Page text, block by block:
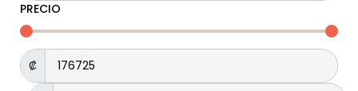
PRECIO
₡